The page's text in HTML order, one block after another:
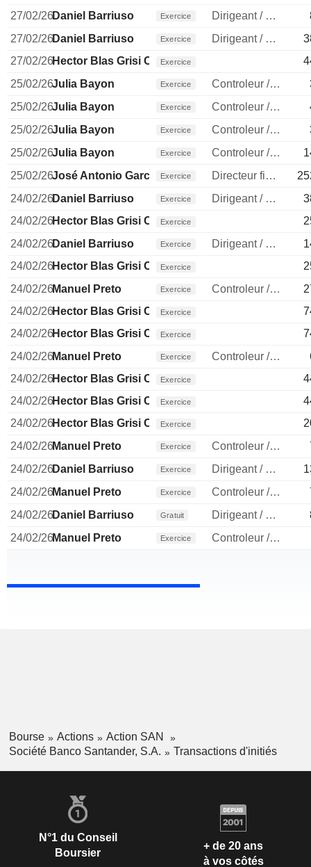
27/02/26Daniel Barriuso Exercice Dirigeant / cadre principal
27/02/26Daniel Barriuso Exercice Dirigeant / cadre principal
27/02/26Hector Blas Grisi Checa
Exercice
25/02/26Julia Bayon Exercice Controleur / auditeur
25/02/26Julia Bayon Exercice Controleur / auditeur
25/02/26Julia Bayon Exercice Controleur / auditeur
25/02/26Julia Bayon Exercice Controleur / auditeur
25/02/26José Antonio García Cantera
Exercice Directeur financier
24/02/26Daniel Barriuso Exercice Dirigeant / cadre principal
24/02/26Hector Blas Grisi Checa
Exercice
24/02/26Daniel Barriuso Exercice Dirigeant / cadre principal
24/02/26Hector Blas Grisi Checa
Exercice
24/02/26Manuel Preto Exercice Controleur / auditeur
24/02/26Hector Blas Grisi Checa
Exercice
24/02/26Hector Blas Grisi Checa
Exercice
24/02/26Manuel Preto Exercice Controleur / auditeur
24/02/26Hector Blas Grisi Checa
Exercice
24/02/26Hector Blas Grisi Checa
Exercice
24/02/26Hector Blas Grisi Checa
Exercice
24/02/26Manuel Preto Exercice Controleur / auditeur
24/02/26Daniel Barriuso Exercice Dirigeant / cadre principal
24/02/26Manuel Preto Exercice Controleur / auditeur
24/02/26Daniel Barriuso Gratuit Dirigeant / cadre principal
24/02/26Manuel Preto Exercice Controleur / auditeur
Bourse Actions
Action SAN
Société Banco Santander, S.A.
Transactions d'initiés
N°1 du Conseil
Boursier
+ de 20 ans
à vos côtés